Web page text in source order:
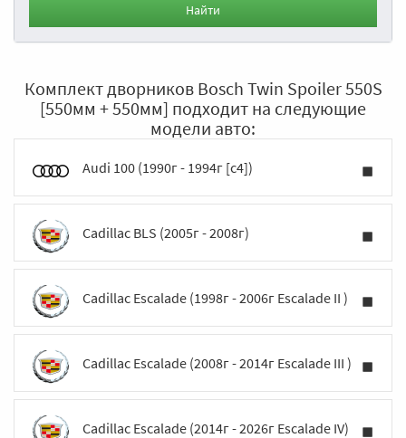
Найти
Комплект дворников Bosch Twin Spoiler 550S
[550мм + 550мм] подходит на следующие
модели авто:
Audi 100 (1990г - 1994г [c4])
Cadillac BLS (2005г - 2008г)
Cadillac Escalade (1998г - 2006г Escalade II )
Cadillac Escalade (2008г - 2014г Escalade III )
Cadillac Escalade (2014г - 2026г Escalade IV)